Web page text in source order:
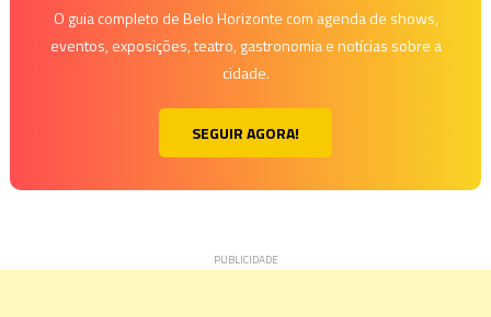
O guia completo de Belo Horizonte com agenda de shows,
eventos, exposições, teatro, gastronomia e notícias sobre a
cidade.
SEGUIR AGORA!